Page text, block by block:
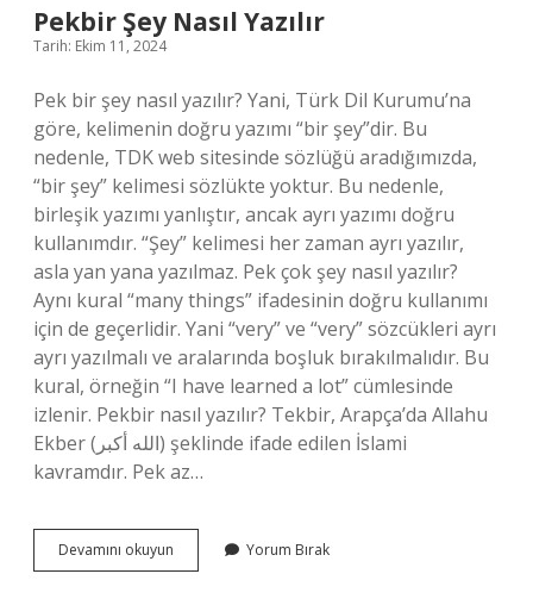
Pekbir Şey Nasıl Yazılır
Tarih: Ekim 11, 2024
Pek bir şey nasıl yazılır? Yani, Türk Dil Kurumu’na
göre, kelimenin doğru yazımı “bir şey”dir. Bu
nedenle, TDK web sitesinde sözlüğü aradığımızda,
“bir şey” kelimesi sözlükte yoktur. Bu nedenle,
birleşik yazımı yanlıştır, ancak ayrı yazımı doğru
kullanımdır. “Şey” kelimesi her zaman ayrı yazılır,
asla yan yana yazılmaz. Pek çok şey nasıl yazılır?
Aynı kural “many things” ifadesinin doğru kullanımı
için de geçerlidir. Yani “very” ve “very” sözcükleri ayrı
ayrı yazılmalı ve aralarında boşluk bırakılmalıdır. Bu
kural, örneğin “I have learned a lot” cümlesinde
izlenir. Pekbir nasıl yazılır? Tekbir, Arapça’da Allahu
Ekber (الله أكبر) şeklinde ifade edilen İslami
kavramdır. Pek az…
Devamını okuyun
Şey
Yorum Bırak